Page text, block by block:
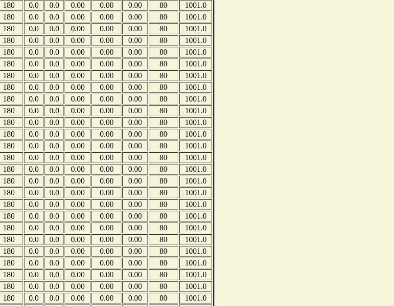
180 0.0 0.0 0.00 0.00 0.00 80
1001.0
180 0.0 0.0 0.00 0.00 0.00 80
1001.0
180 0.0 0.0 0.00 0.00 0.00 80
1001.0
180 0.0 0.0 0.00 0.00 0.00 80
1001.0
180 0.0 0.0 0.00 0.00 0.00 80
1001.0
180 0.0 0.0 0.00 0.00 0.00 80
1001.0
180 0.0 0.0 0.00 0.00 0.00 80
1001.0
180 0.0 0.0 0.00 0.00 0.00 80
1001.0
180 0.0 0.0 0.00 0.00 0.00 80
1001.0
180 0.0 0.0 0.00 0.00 0.00 80
1001.0
180 0.0 0.0 0.00 0.00 0.00 80
1001.0
180 0.0 0.0 0.00 0.00 0.00 80
1001.0
180 0.0 0.0 0.00 0.00 0.00 80
1001.0
180 0.0 0.0 0.00 0.00 0.00 80
1001.0
180 0.0 0.0 0.00 0.00 0.00 80
1001.0
180 0.0 0.0 0.00 0.00 0.00 80
1001.0
180 0.0 0.0 0.00 0.00 0.00 80
1001.0
180 0.0 0.0 0.00 0.00 0.00 80
1001.0
180 0.0 0.0 0.00 0.00 0.00 80
1001.0
180 0.0 0.0 0.00 0.00 0.00 80
1001.0
180 0.0 0.0 0.00 0.00 0.00 80
1001.0
180 0.0 0.0 0.00 0.00 0.00 80
1001.0
180 0.0 0.0 0.00 0.00 0.00 80
1001.0
180 0.0 0.0 0.00 0.00 0.00 80
1001.0
180 0.0 0.0 0.00 0.00 0.00 80
1001.0
180 0.0 0.0 0.00 0.00 0.00 80
1001.0